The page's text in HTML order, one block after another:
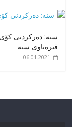
قیرەتاوی سنە
06.01.2021